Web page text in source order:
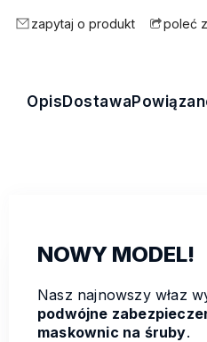
zapytaj o produkt poleć
OpisDostawa
NOWY MODEL!
Nasz najnowszy właz
podwójne
maskownic na śruby.